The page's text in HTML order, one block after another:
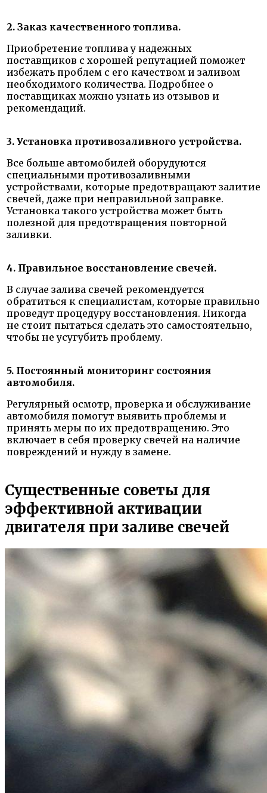
2. Заказ качественного топлива.
Приобретение топлива у надежных
поставщиков с хорошей репутацией поможет
избежать проблем с его качеством и заливом
необходимого количества. Подробнее о
поставщиках можно узнать из отзывов и
рекомендаций.
3. Установка противозаливного устройства.
Все больше автомобилей оборудуются
специальными противозаливными
устройствами, которые предотвращают залитие
свечей, даже при неправильной заправке.
Установка такого устройства может быть
полезной для предотвращения повторной
заливки.
4. Правильное восстановление свечей.
В случае залива свечей рекомендуется
обратиться к специалистам, которые правильно
проведут процедуру восстановления. Никогда
не стоит пытаться сделать это самостоятельно,
чтобы не усугубить проблему.
5. Постоянный мониторинг состояния
автомобиля.
Регулярный осмотр, проверка и обслуживание
автомобиля помогут выявить проблемы и
принять меры по их предотвращению. Это
включает в себя проверку свечей на наличие
повреждений и нужду в замене.
Существенные советы для
эффективной активации
двигателя при заливе свечей